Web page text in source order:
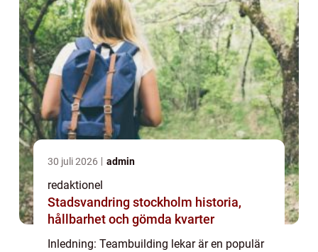
30 juli 2026 admin
redaktionel
Stadsvandring stockholm historia,
hållbarhet och gömda kvarter
Inledning: Teambuilding lekar är en populär